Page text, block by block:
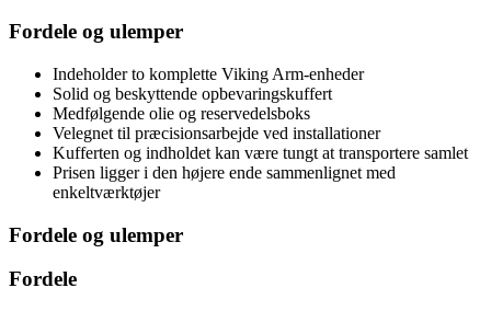
Fordele og ulemper
Indeholder to komplette Viking Arm-enheder
Solid og beskyttende opbevaringskuffert
Medfølgende olie og reservedelsboks
Velegnet til præcisionsarbejde ved installationer
Kufferten og indholdet kan være tungt at transportere samlet
Prisen ligger i den højere ende sammenlignet med
enkeltværktøjer
Fordele og ulemper
Fordele